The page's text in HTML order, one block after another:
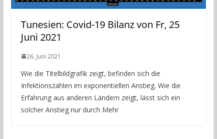
Tunesien: Covid-19 Bilanz von Fr, 25
Juni 2021
26. Juni 2021
Wie die Titelbildgrafik zeigt, befinden sich die
Infektionszahlen im exponentiellen Anstieg. Wie die
Erfahrung aus anderen Ländern zeigt, lässt sich ein
solcher Anstieg nur durch Mehr